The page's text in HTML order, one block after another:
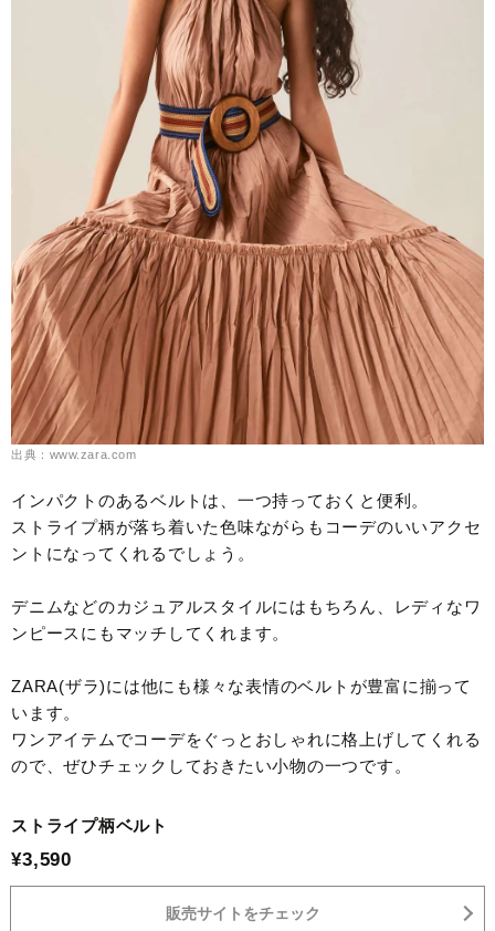
出典：www.zara.com
インパクトのあるベルトは、一つ持っておくと便利。
ストライプ柄が落ち着いた色味ながらもコーデのいいアクセ
ントになってくれるでしょう。
デニムなどのカジュアルスタイルにはもちろん、レディなワ
ンピースにもマッチしてくれます。
ZARA(ザラ)には他にも様々な表情のベルトが豊富に揃って
います。
ワンアイテムでコーデをぐっとおしゃれに格上げしてくれる
ので、ぜひチェックしておきたい小物の一つです。
ストライプ柄ベルト
¥3,590
販売サイトをチェック